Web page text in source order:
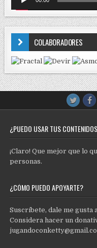
COLABORADORES
¿PUEDO USAR TUS
¡Claro! Que mejor que lo
personas.
¿CÓMO PUEDO APOYARTE?
Suscríbete, dale me gusta
Considera hacer un